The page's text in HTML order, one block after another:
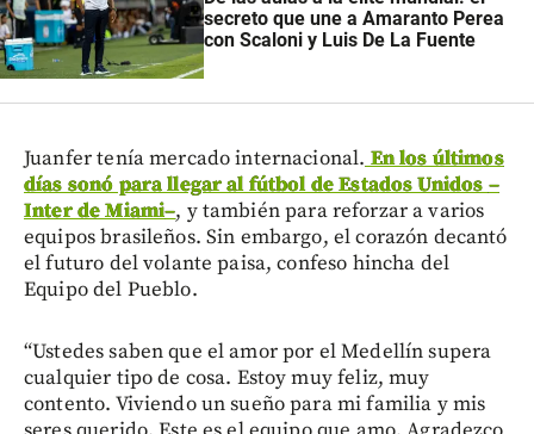
secreto que une a Amaranto Perea
con Scaloni y Luis De La Fuente
Juanfer tenía mercado internacional. En los últimos
días sonó para llegar al fútbol de Estados Unidos –
Inter de Miami–, y también para reforzar a varios
equipos brasileños. Sin embargo, el corazón decantó
el futuro del volante paisa, confeso hincha del
Equipo del Pueblo.
“Ustedes saben que el amor por el Medellín supera
cualquier tipo de cosa. Estoy muy feliz, muy
contento. Viviendo un sueño para mi familia y mis